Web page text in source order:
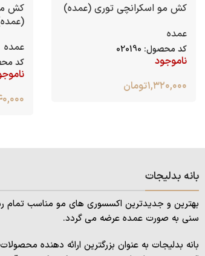
کش مو اسکرانچی توری (عمده)
عمده
کد محصول: 020190
ناموجود
۱,۳۲۰,۰۰۰تومان
کش
عمده
کد
بانه بدلیجات
بهترین و جدیدترین اکسسوری های مو مناسب تمام
سنی به صورت عمده عرضه می گردد.
بانه بدلیجات به عنوان بزرگترین ارائه دهنده محصولات